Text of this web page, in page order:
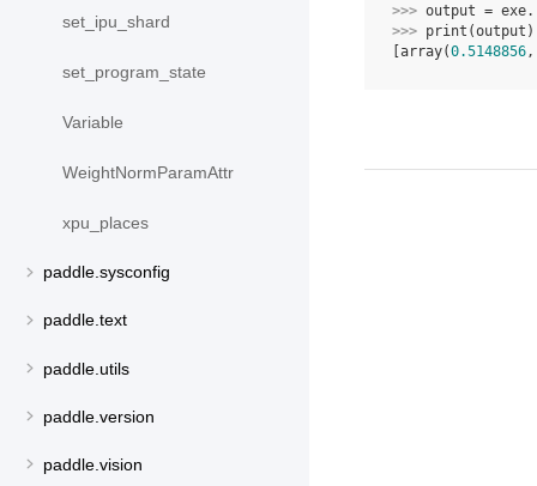
set_ipu_shard
set_program_state
Variable
WeightNormParamAttr
xpu_places
paddle.sysconfig
paddle.text
paddle.utils
paddle.version
paddle.vision
>>> output = exe.
>>> print (output )
[array(0.5148856,